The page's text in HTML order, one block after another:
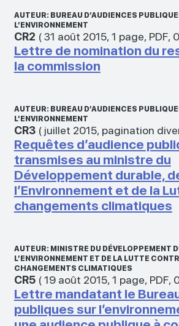
AUTEUR: BUREAU D’AUDIENCES
L’ENVIRONNEMENT
CR2 (31 août 2015, 1 page, PDF,
Lettre de nomination du
la commission
AUTEUR: BUREAU D’AUDIENCES
L’ENVIRONNEMENT
CR3( juillet 2015, pagination
Requêtes d’audience
transmises au ministre du
Développement durable,
l’Environnement et de la
changements climatiques
AUTEUR: MINISTRE DU DÉVELOPPEMENT
L’ENVIRONNEMENT ET DE LA LUTTE
CHANGEMENTS CLIMATIQUES
CR5(19 août 2015, 1 page, PDF,
Lettre mandatant le
publiques sur